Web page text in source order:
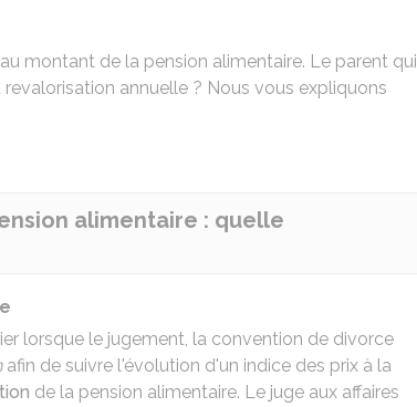
montant de la pension alimentaire. Le parent qui
annuelle ? Nous vous expliquons
alimentaire : quelle
lorsque le jugement, la convention de divorce
afin de suivre l'évolution d'un indice des prix à la
de la pension alimentaire. Le juge aux affaires